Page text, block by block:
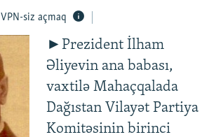
VPN-siz açmaq
►Prezident İlham
Əliyevin ana babası,
vaxtilə Mahaçqalada
Dağıstan Vilayət Partiya
Komitəsinin birinci